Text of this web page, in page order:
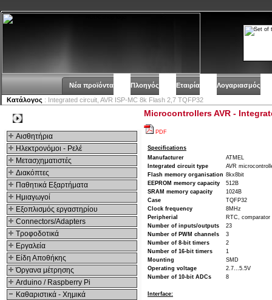
Νέα προϊόντα Πλοηγός Εταιρία
Λογαριασμός
Κατάλογος : Integrated circuit, AVR ISP-MC 8k Flash 2,7 TQFP32
Αισθητήρια
Ηλεκτρονόμοι - Ρελέ
Μετασχηματιστές
Διακόπτες
Παθητικά Εξαρτήματα
Hμιαγωγοί
Εξοπλισμός εργαστηρίου
Connectors/Adapters
Τροφοδοτικά
Εργαλεία
Είδη Αποθήκης
Όργανα μέτρησης
Arduino / Raspberry Pi
Καθαριστικά - Χημικά
Microcontrollers AVR -
PDF
Specifications
Manufacturer
ATMEL
Integrated circuit type
AVR
Flash memory organisation 8kx8bit
EEPROM memory capacity
512B
SRAM memory capacity
1024B
Case
TQFP32
Clock frequency
8MHz
Peripherial
RTC, comparator
Number of inputs/outputs
23
Number of PWM channels
3
Number of 8-bit timers
2
Number of 16-bit timers
1
Mounting
SMD
Operating voltage
2.7...5.5V
Number of 10-bit ADCs
8
Interface: